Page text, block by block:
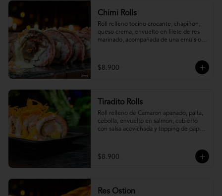
Chimi Rolls
Roll relleno tocino crocante, chapiñon,
queso crema, envuelto en filete de res
marinado, acompañada de una emulsion
$8.900
Tiradito Rolls
Roll relleno de Camaron apanado, palta,
cebolla, envuelto en salmon, cubierto
con salsa acevichada y topping de papa
$8.900
Res Ostion